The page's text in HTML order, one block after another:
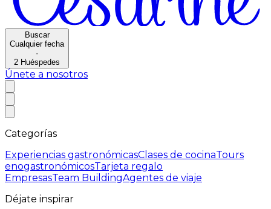
Buscar
Cualquier fecha
·
2 Huéspedes
Únete a nosotros
Categorías
Experiencias gastronómicasClases de cocinaTours
enogastronómicosTarjeta regalo
EmpresasTeam BuildingAgentes de viaje
Déjate inspirar